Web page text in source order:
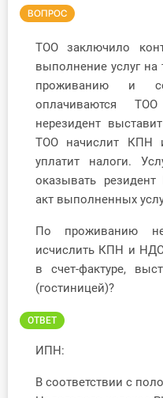
Инструменты
Вебинары
Справочник
Участник ВЭД
Практика ИП
Кадры. Труд.
Учет по отраслям
Юридический
Интернет-магазин
О Системе
Обучение
ВОПРОС
ТОО заключило
выполнение услуг на
проживанию и
оплачиваются
нерезидент
ТОО начислит КПН
уплатит налоги.
оказывать
акт выполненных
По проживанию
исчислить КПН и
в счет-фактуре,
(гостиницей)?
ОТВЕТ
ИПН:
В соответствии с